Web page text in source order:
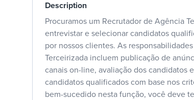
Description
Procuramos um Recrutador de Agência
entrevistar e selecionar candidatos
por nossos clientes. As
Terceirizada incluem publicação de
canais on-line, avaliação dos candidatos
candidatos qualificados com base nos
bem-sucedido nesta função, você deve